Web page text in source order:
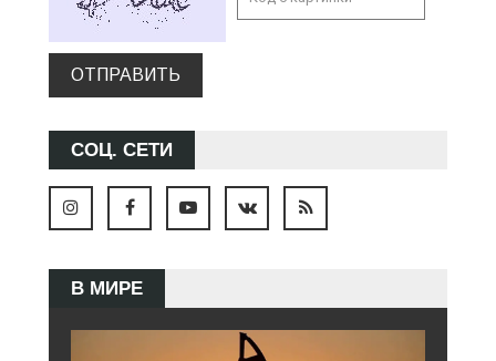
ОТПРАВИТЬ
СОЦ. СЕТИ
В МИРЕ